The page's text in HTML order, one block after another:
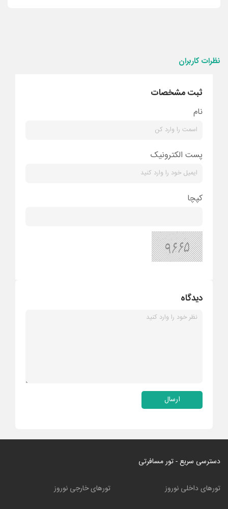
نظرات کاربران
ثبت مشخصات
نام
پست الکترونیک
کپچا
دیدگاه
ارسال
دسترسی سریع - تور مسافرتی
تورهای داخلی نوروز تورهای خارجی نوروز